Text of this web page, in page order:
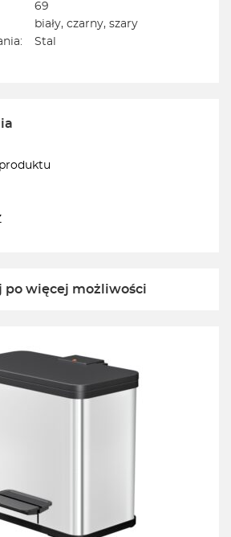
69
biały, czarny, szary
Stal
po więcej możliwości